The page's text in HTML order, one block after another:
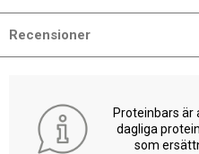
Recensioner
Proteinbars
dagliga
som